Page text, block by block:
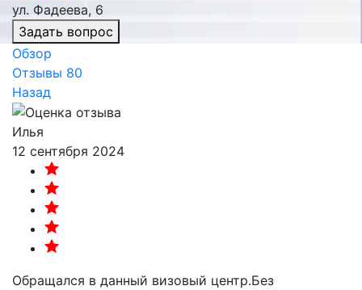
ул. Фадеева, 6
Задать вопрос
Обзор
Отзывы 80
Назад
Илья
12 сентября 2024
Обращался в данный визовый центр.Без